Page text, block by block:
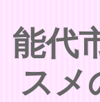
能代
スメ